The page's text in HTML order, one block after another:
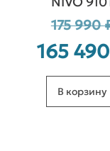
175 990
165 490
В корзину